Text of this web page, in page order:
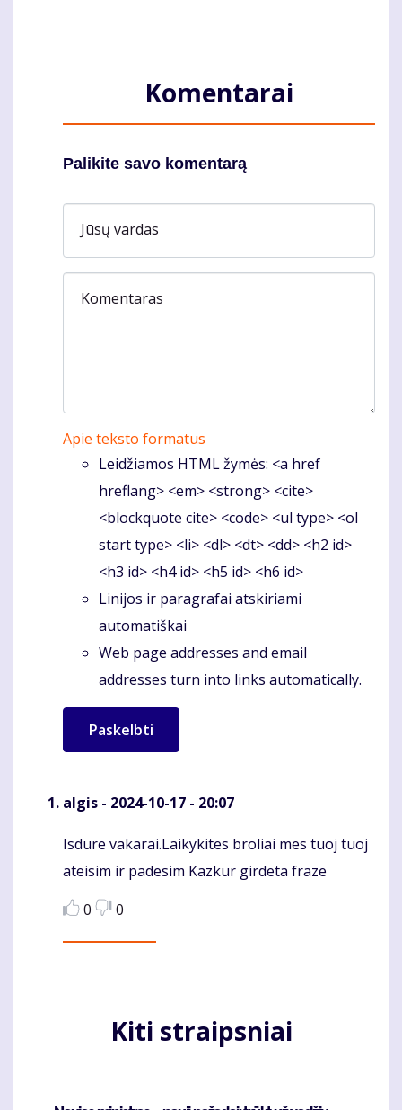
Komentarai
Palikite savo komentarą
Jūsų vardas
Komentaras
Apie teksto formatus
Leidžiamos HTML žymės: <a href
hreflang> <em> <strong> <cite>
<blockquote cite> <code> <ul type> <ol
start type> <li> <dl> <dt> <dd> <h2 id>
<h3 id> <h4 id> <h5 id> <h6 id>
Linijos ir paragrafai atskiriami
automatiškai
Web page addresses and email
addresses turn into links automatically.
algis - 2024-10-17 - 20:07
Komentaras
Isdure vakarai.Laikykites broliai mes tuoj tuoj
ateisim ir padesim Kazkur girdeta fraze
0
0
Kiti straipsniai